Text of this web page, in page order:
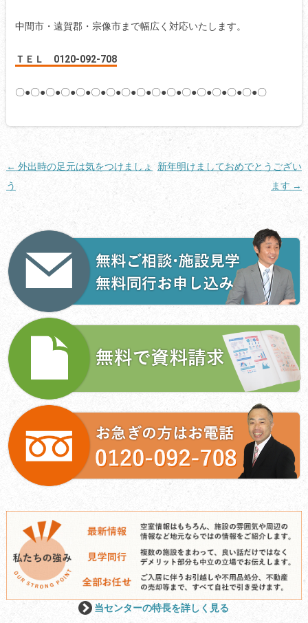
中間市・遠賀郡・宗像市まで幅広く対応いたします。
ＴＥＬ 0120-092-708
〇●〇●〇●〇●〇●〇●〇●〇●〇●〇●〇●〇●〇●〇●〇●〇●〇
投
稿
ー
シ
← 外出時の足元は気をつけましょ
う
新年明けましておめでとうござい
ます →
当センターの特長を詳しく見る